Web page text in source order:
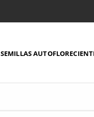
SEMILLAS